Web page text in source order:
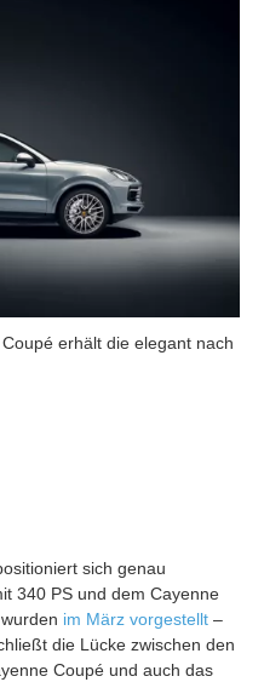
erhält die elegant nach
sich genau
340 PS und dem Cayenne
im März vorgestellt –
die Lücke zwischen den
Coupé und auch das